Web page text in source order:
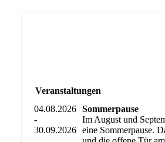
Veranstaltungen
04.08.2026
-
30.09.2026
Sommerpause
Im August und
eine Sommerpause.